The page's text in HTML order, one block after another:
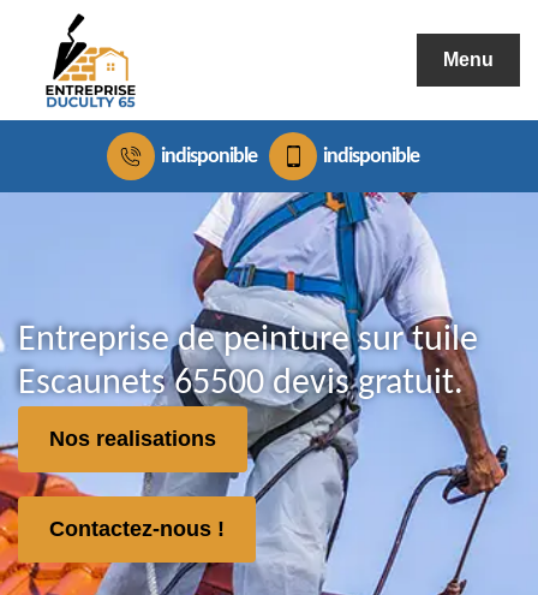
Menu
indisponible indisponible
Entreprise de peinture sur tuile
Escaunets 65500 devis gratuit.
Nos realisations
Contactez-nous !